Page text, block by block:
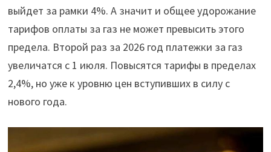
выйдет за рамки 4%. А значит и общее удорожание
тарифов оплаты за газ не может превысить этого
предела. Второй раз за 2026 год платежки за газ
увеличатся с 1 июля. Повысятся тарифы в пределах
2,4%, но уже к уровню цен вступивших в силу с
нового года.